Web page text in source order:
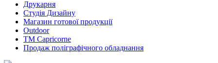
Друкарня
Студія Дизайну
Магазин готової продукції
Outdoor
TM Capricorne
Продаж поліграфічного обладнання